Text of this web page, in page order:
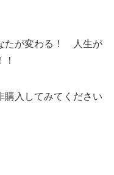
たが変わる！ 人生が
購入してみてください